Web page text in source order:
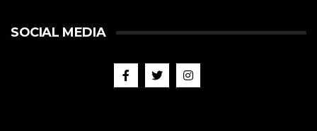
SOCIAL MEDIA